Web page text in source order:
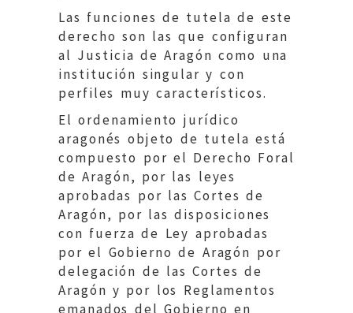
Las funciones de tutela de este
derecho son las que configuran
al Justicia de Aragón como una
institución singular y con
perfiles muy característicos.
El ordenamiento jurídico
aragonés objeto de tutela está
compuesto por el Derecho Foral
de Aragón, por las leyes
aprobadas por las Cortes de
Aragón, por las disposiciones
con fuerza de Ley aprobadas
por el Gobierno de Aragón por
delegación de las Cortes de
Aragón y por los Reglamentos
emanados del Gobierno en